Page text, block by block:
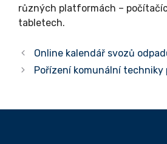
různých platformách –
tabletech.
Online kalendář svozů
Pořízení komunální techniky